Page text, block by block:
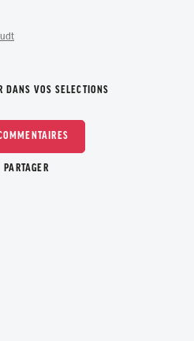
DANS VOS SELECTIONS
PARTAGER